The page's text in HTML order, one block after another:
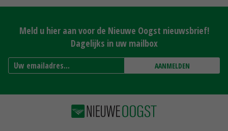
Meld u hier aan voor de Nieuwe Oogst nieuwsbrief!
Dagelijks in uw mailbox
AANMELDEN